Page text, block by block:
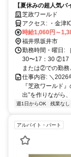
【夏休みの超人気
日〜OK／テーマパー
芝政ワールド
アクセス: ・金津ICより車で約15分 ・北陸本線「芦原温泉駅」より車
で約20分 ※車・
時給1,060円～
福井県坂井市
勤務時間・曜日:
30〜17：30 ②17
または②での勤
仕事内容: ＼2026
『芝政ワールド
出”を作りなが
週1日からOK 残業なし
アルバイト・パート